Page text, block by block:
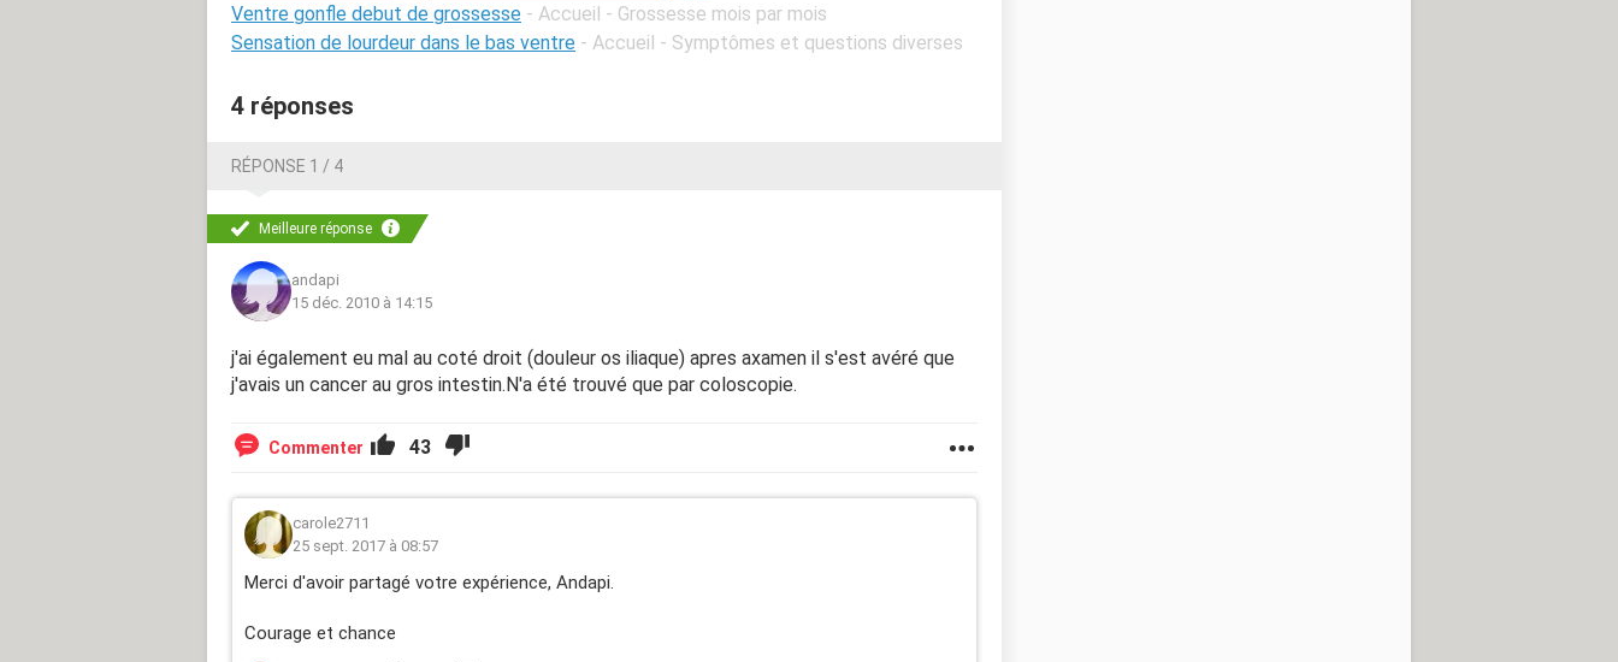
Ventre gonfle debut de grossesse - Accueil - Grossesse mois par mois
Sensation de lourdeur dans le bas ventre - Accueil - Symptômes et questions diverses
4 réponses
RÉPONSE 1 / 4
Meilleure réponse
andapi
15 déc. 2010 à 14:15
j'ai également eu mal au coté droit (douleur os iliaque) apres axamen il s'est avéré que
j'avais un cancer au gros intestin.N'a été trouvé que par coloscopie.
Commenter 43
carole2711
25 sept. 2017 à 08:57
Merci d'avoir partagé votre expérience, Andapi.
Courage et chance